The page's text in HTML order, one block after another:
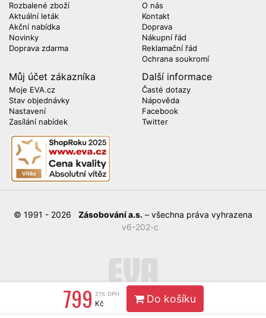
799 21% DPH
Kč Do košíku
Rozbalené zboží
Aktuální leták
Akční nabídka
Novinky
Doprava zdarma
O nás
Kontakt
Doprava
Nákupní řád
Reklamační řád
Ochrana soukromí
Můj účet zákazníka
Moje EVA.cz
Stav objednávky
Nastavení
Zasílání nabídek
Další informace
Časté dotazy
Nápověda
Facebook
Twitter
© 1991 - 2026 Zásobování a.s. – všechna práva vyhrazena
v6-202-c